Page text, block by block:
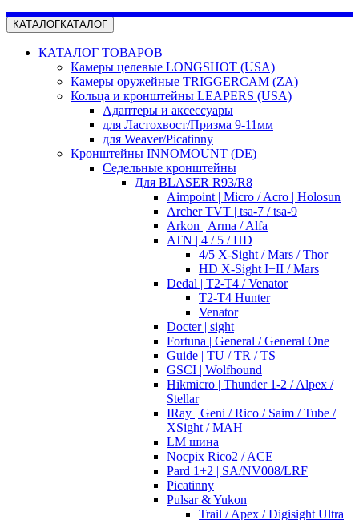
КАТАЛОГКАТАЛОГ
КАТАЛОГ ТОВАРОВ
Камеры целевые LONGSHOT (USA)
Камеры оружейные TRIGGERCAM (ZA)
Кольца и кронштейны LEAPERS (USA)
Адаптеры и аксессуары
для Ластохвост/Призма 9-11мм
для Weaver/Picatinny
Кронштейны INNOMOUNT (DE)
Седельные кронштейны
Для BLASER R93/R8
Aimpoint | Micro / Acro | Holosun
Archer TVT | tsa-7 / tsa-9
Arkon | Arma / Alfa
ATN | 4 / 5 / HD
4/5 X-Sight / Mars / Thor
HD X-Sight I+II / Mars
Dedal | T2-T4 / Venator
T2-T4 Hunter
Venator
Docter | sight
Fortuna | General / General One
Guide | TU / TR / TS
GSCI | Wolfhound
Hikmicro | Thunder 1-2 / Alpex /
Stellar
IRay | Geni / Rico / Saim / Tube /
XSight / MAH
LM шина
Nocpix Rico2 / ACE
Pard 1+2 | SA/NV008/LRF
Picatinny
Pulsar & Yukon
Trail / Apex / Digisight Ultra